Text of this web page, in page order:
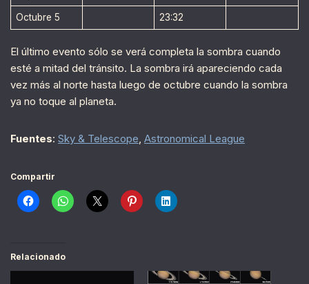
Octubre 5 23:32
El último evento sólo se verá completa la sombra cuando
esté a mitad del tránsito. La sombra irá apareciendo cada
vez más al norte hasta luego de octubre cuando la sombra
ya no toque al planeta.
Fuentes: Sky & Telescope Astronomical League
Compartir
Relacionado